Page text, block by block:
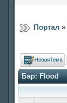
Портал »
Новая тема
Бар: Flood